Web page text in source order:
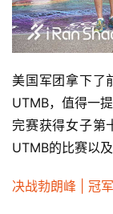
美国军团拿下了
UTMB，值得一
完赛获得女子第
UTMB的比赛以及
决战勃朗峰 | 冠